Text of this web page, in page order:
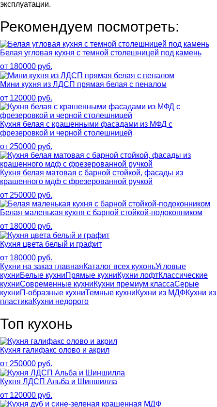
эксплуатации.
Рекомендуем посмотреть:
Белая угловая кухня с темной столешницей под камень
от 180000 руб.
Мини кухня из ЛДСП прямая белая с пеналом
от 120000 руб.
Кухня белая с крашенными фасадами из МФД с
фрезеровкой и черной столешницей
от 250000 руб.
Кухня белая матовая с барной стойкой, фасады из
крашенного мдф с фрезерованной ручкой
от 250000 руб.
Белая маленькая кухня с барной стойкой-подоконником
от 180000 руб.
Кухня цвета белый и графит
от 180000 руб.
Кухни на заказ главнаяКаталог всех кухоньУгловые
кухниБелые кухниПрямые кухниКухни лофтКлассические
кухниСовременные кухниКухни премиум классаСерые
кухниП-образные кухниТемные кухниКухни из МДФКухни из
пластикаКухни недорого
Топ кухонь
Кухня галифакс олово и акрил
от 250000 руб.
Кухня ЛДСП Альба и Шиншилла
от 120000 руб.